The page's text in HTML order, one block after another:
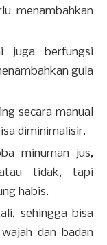
menambahkan
juga berfungsi
gula
secara manual
diminimalisir.
minuman jus,
tidak, tapi
habis.
sehingga bisa
dan badan